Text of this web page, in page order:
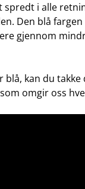
i alle
Den blå
gjennom
kan du
omgir oss